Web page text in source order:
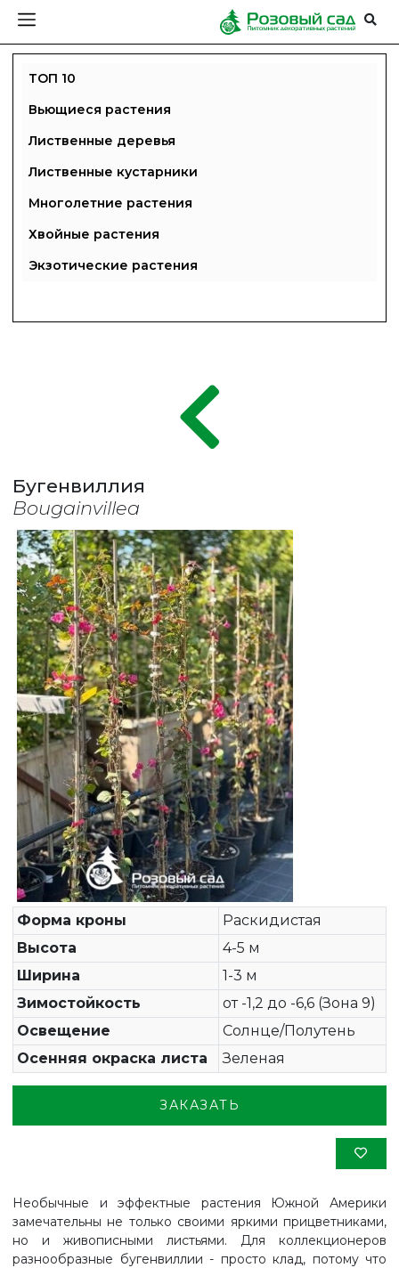
ТОП 10
Вьющиеся растения
Лиственные деревья
Лиственные кустарники
Многолетние растения
Хвойные растения
Экзотические растения
Бугенвиллия
Bougainvillea
Форма кроны
Раскидистая
Высота
4-5 м
Ширина
1-3 м
Зимостойкость
от -1,2 до -6,6 (Зона 9)
Освещение
Солнце/Полутень
Осенняя окраска листа
Зеленая
ЗАКАЗАТЬ
Необычные и эффектные растения Южной Америки
замечательны не только своими яркими прицветниками,
но и живописными листьями. Для коллекционеров
разнообразные бугенвиллии - просто клад, потому что